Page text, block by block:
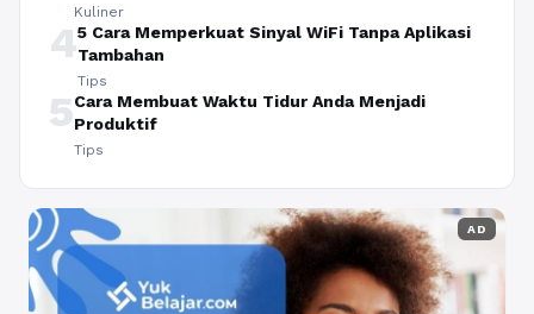
Kuliner
45 Cara Memperkuat Sinyal WiFi Tanpa Aplikasi
Tambahan
Tips
5Cara Membuat Waktu Tidur Anda Menjadi
Produktif
Tips
AD